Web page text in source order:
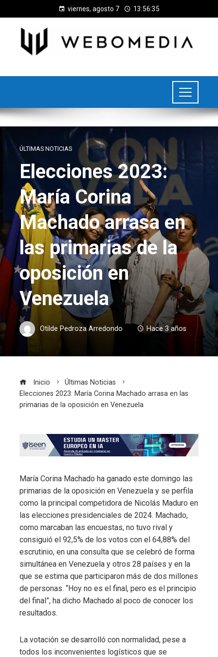
viernes, agosto 7 13:56:35
ÚLTIMAS NOTICIAS
Elecciones 2023:
María Corina
Machado arrasa en
las primarias de la
oposición en
Venezuela
Otilde Pedroza Arredondo Hace 3 años
Inicio
Últimas Noticias
Elecciones 2023: María Corina Machado arrasa en las
primarias de la oposición en Venezuela
María Corina Machado ha ganado este domingo las
primarias de la oposición en Venezuela y se perfila
como la principal competidora de Nicolás Maduro en
las elecciones presidenciales de 2024. Machado,
como marcaban las encuestas, no tuvo rival y
consiguió el 92,5% de los votos con el 64,88% del
escrutinio, en una consulta que se celebró de forma
simultánea en Venezuela y otros 28 países y en la
que se estima que participaron más de dos millones
de personas. “Hoy no es el final, pero es el principio
del final”, ha dicho Machado al poco de conocer los
resultados.
La votación se desarrolló con normalidad, pese a
todos los inconvenientes logísticos que se